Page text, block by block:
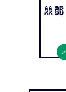
Aa Bb